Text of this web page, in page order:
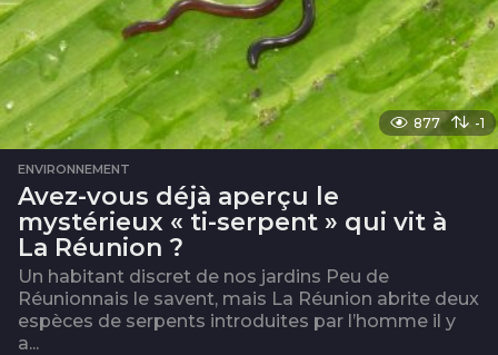
877 -1
ENVIRONNEMENT
Avez-vous déjà aperçu le
mystérieux « ti-serpent » qui vit à
La Réunion ?
Un habitant discret de nos jardins Peu de
Réunionnais le savent, mais La Réunion abrite deux
espèces de serpents introduites par l’homme il y
a...